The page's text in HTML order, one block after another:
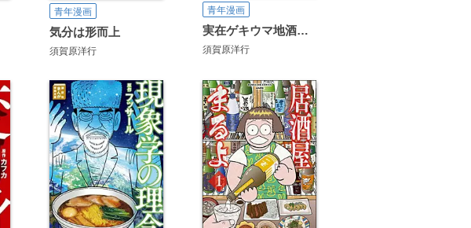
青年漫画
気分は形而上
須賀原洋行
青年漫画
実在ゲキウマ地酒日記
須賀原洋行